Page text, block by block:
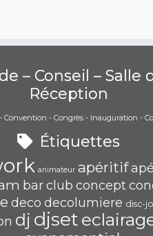
– Conseil – Salle
Réception
Convention - Congrès - Inauguration -
Étiquettes
animateur apéritif
barclub concept
deco decolumiere disc-
dj djset